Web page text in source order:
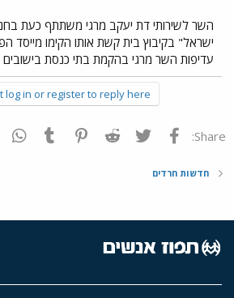
השר לשירותי דת יעקב מרגי משתתף כעת
ישראל" בקיבוץ בית קשת אותו הקימו מייסד
עדיפות השר מרגי בהקמת בתי כנסת
log in or register to reply here.
Share: פייסבוק Twitter
Reddit
Pinterest
Tumblr
חדשות חרדים